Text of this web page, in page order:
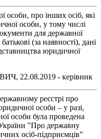
особи, про інших осіб, які
особи, у тому числі
для державної
(за наявності), дані
юридичної
22.08.2019 - керівник
реєстрі про
особи – у разі,
особи була проведена
"Про державну
осіб-підприємців"